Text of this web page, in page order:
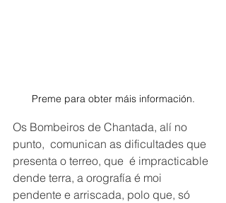
Preme para obter máis información.
Os Bombeiros de Chantada, alí no
punto,  comunican as dificultades que
presenta o terreo, que  é impracticable
dende terra, a orografía é moi
pendente e arriscada, polo que, só